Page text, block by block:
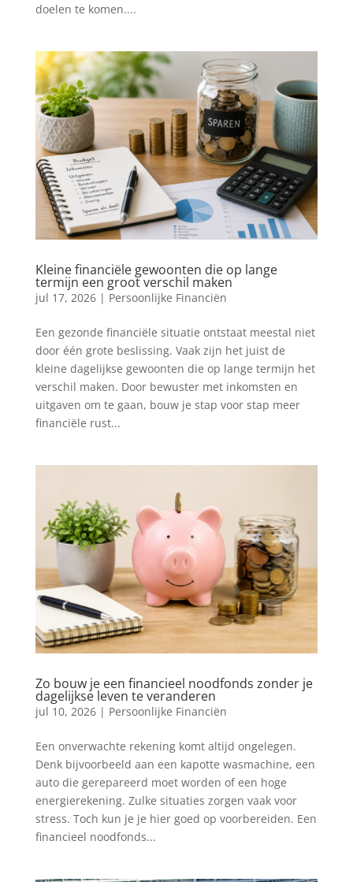
doelen te komen....
Kleine financiële gewoonten die op lange
termijn een groot verschil maken
jul 17, 2026| Persoonlijke Financiën
Een gezonde financiële situatie ontstaat meestal niet
door één grote beslissing. Vaak zijn het juist de
kleine dagelijkse gewoonten die op lange termijn het
verschil maken. Door bewuster met inkomsten en
uitgaven om te gaan, bouw je stap voor stap meer
financiële rust...
Zo bouw je een financieel noodfonds zonder je
dagelijkse leven te veranderen
jul 10, 2026| Persoonlijke Financiën
Een onverwachte rekening komt altijd ongelegen.
Denk bijvoorbeeld aan een kapotte wasmachine, een
auto die gerepareerd moet worden of een hoge
energierekening. Zulke situaties zorgen vaak voor
stress. Toch kun je je hier goed op voorbereiden. Een
financieel noodfonds...